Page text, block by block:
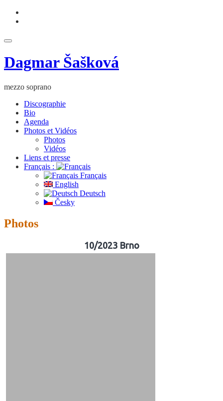
Aller
Déplier
navigation
Dagmar Šašková
mezzo soprano
Discographie
Bio
Agenda
Photos et Vidéos
Photos
Vidéos
Liens et presse
Français :
Français
English
Deutsch
Česky
Photos
10/2023 Brno